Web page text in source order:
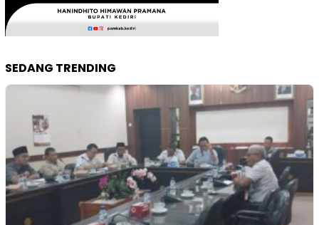
SEDANG TRENDING